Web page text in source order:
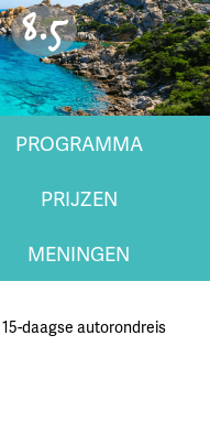
8.5
PROGRAMMA
PRIJZEN
MENINGEN
15-daagse autorondreis